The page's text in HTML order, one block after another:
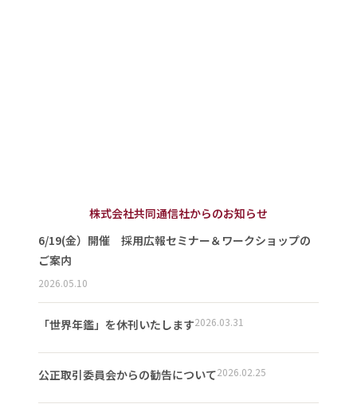
株式会社共同通信社からのお知らせ
6/19(金）開催 採用広報セミナー＆ワークショップの
ご案内
2026.05.10
「世界年鑑」を休刊いたします2026.03.31
公正取引委員会からの勧告について2026.02.25